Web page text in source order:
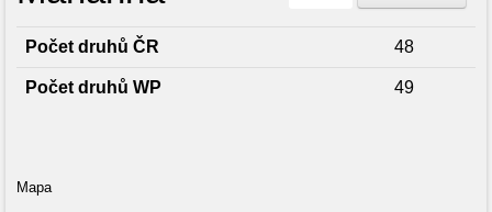
Počet druhů ČR 48
Počet druhů WP 49
Mapa